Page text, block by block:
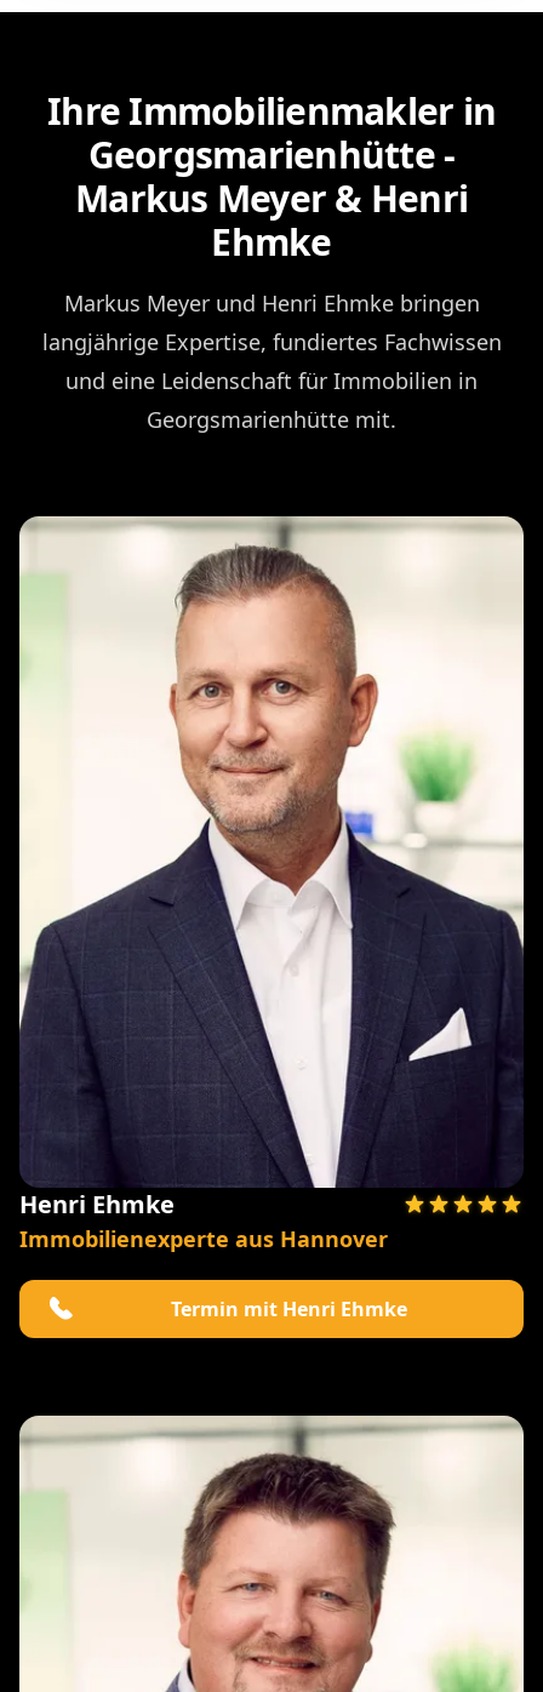
Ihre Immobilienmakler in
Georgsmarienhütte -
Markus Meyer & Henri
Ehmke
Markus Meyer und Henri Ehmke bringen
langjährige Expertise, fundiertes Fachwissen
und eine Leidenschaft für Immobilien in
Georgsmarienhütte mit.
Henri Ehmke
Immobilienexperte aus Hannover
Termin mit Henri Ehmke